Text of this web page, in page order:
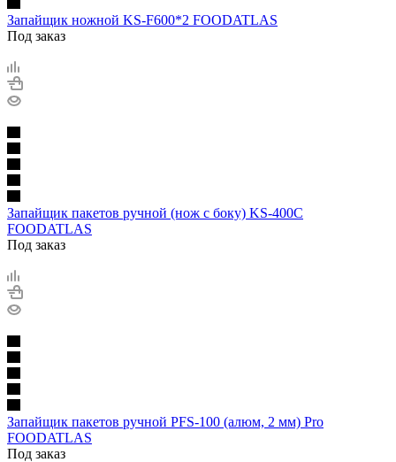
Запайщик ножной KS-F600*2 FOODATLAS
Под заказ
Запайщик пакетов ручной (нож с боку) KS-400C
FOODATLAS
Под заказ
Запайщик пакетов ручной PFS-100 (алюм, 2 мм) Pro
FOODATLAS
Под заказ